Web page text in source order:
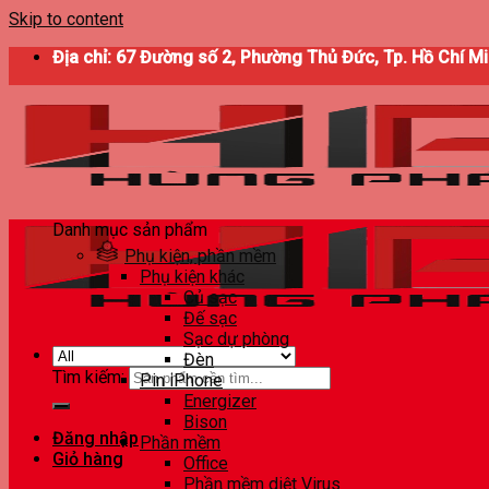
Skip to content
Địa chỉ: 67 Đường số 2, Phường Thủ Đức, Tp. Hồ Chí
Tìm kiếm:
Đăng nhập
Giỏ hàng
Danh mục sản phẩm
Phụ kiện, phần mềm
Phụ kiện khác
Củ sạc
Đế sạc
Sạc dự phòng
Đèn
Pin iPhone
Energizer
Bison
Phần mềm
Office
Phần mềm diệt Virus